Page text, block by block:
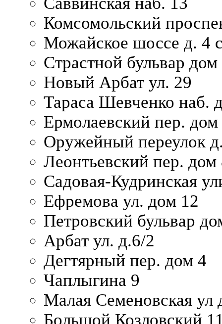
Комсомольский
Можайское шоссе д. 4
Страстной бульвар дом
Новый Арбат ул. 29
Тараса Шевченко наб.
Ермолаевский пер. дом
Оружейный переулок
Леонтьевский пер. дом
Садовая-Кудринская
Ефремова ул. дом 12
Петровский бульвар
Арбат ул. д.6/2
Дегтярный пер. дом 4
Чаплыгина 9
Малая Семеновская ул
Большой Козловский